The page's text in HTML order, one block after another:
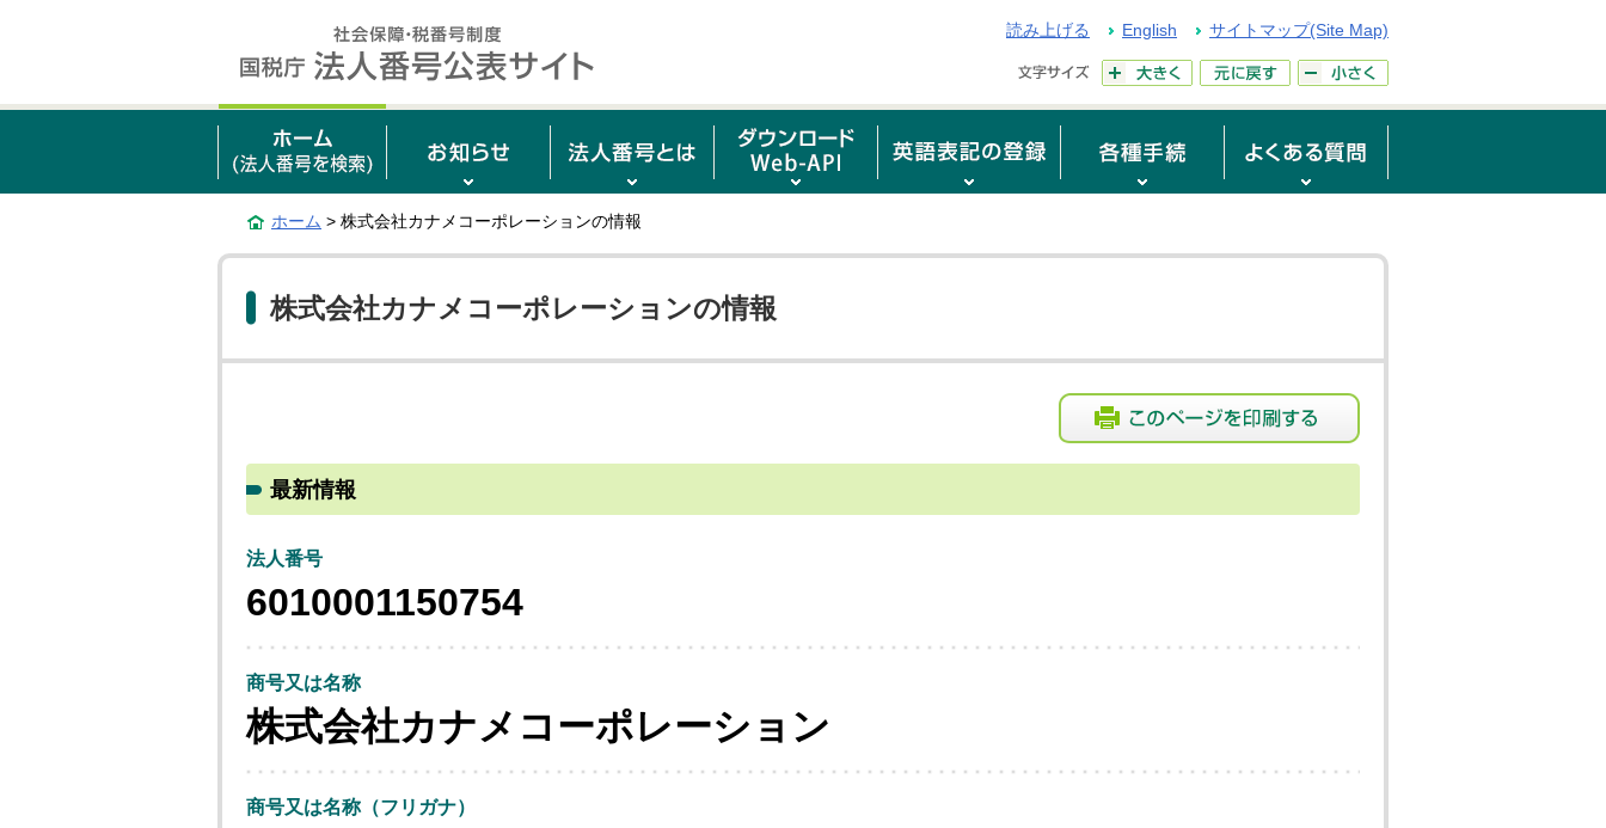
読み上げる English サイトマップ(Site Map)
ホーム > 株式会社カナメコーポレーションの情報
株式会社カナメコーポレーションの情報
最新情報
法人番号
6010001150754
商号又は名称
株式会社カナメコーポレーション
商号又は名称（フリガナ）